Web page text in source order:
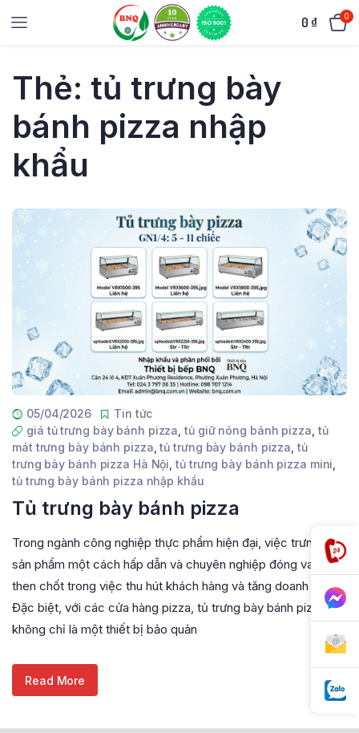
0 ₫ 0
Thẻ: tủ trưng bày
bánh pizza nhập
khẩu
05/04/2026
Tin tức
giá tủ trưng bày bánh pizza,tủ giữ nóng bánh pizza, tủ
mát trưng bày bánh pizza,tủ trưng bày bánh pizza, tủ
trưng bày bánh pizza Hà Nội,tủ trưng bày bánh pizza mini,
tủ trưng bày bánh pizza nhập khẩu
Tủ trưng bày bánh pizza
Trong ngành công nghiệp thực phẩm hiện đại, việc trưng bày
sản phẩm một cách hấp dẫn và chuyên nghiệp đóng vai trò
then chốt trong việc thu hút khách hàng và tăng doanh số.
Đặc biệt, với các cửa hàng pizza, tủ trưng bày bánh pizza
không chỉ là một thiết bị bảo quản
Read More